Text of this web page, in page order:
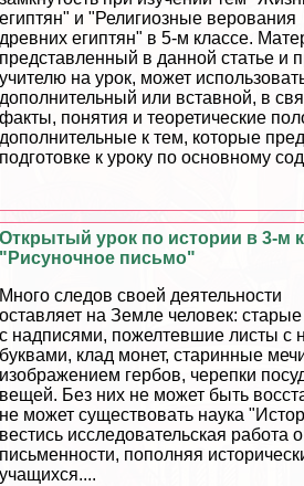
египтян" и "Религиозные верования
древних египтян" в 5-м классе.
представленный в данной статье и
учителю на урок, может
дополнительный или вставной, в
факты, понятия и теоретические
дополнительные к тем, которые
подготовке к уроку по основному
Открытый урок по истории в 3-м
"Рисуночное письмо"
Много следов своей деятельности
оставляет на Земле человек:
с надписями, пожелтевшие листы с
буквами, клад монет, старинные
изображением гербов, черепки
вещей. Без них не может быть
не может существовать наука
вестись исследовательская работа
письменности, пополняя
учащихся....